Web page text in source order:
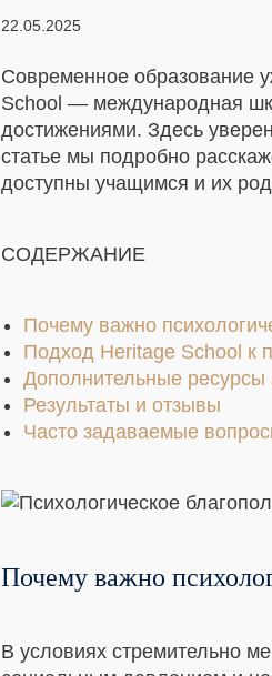
22.05.2025
Современное образование
School — международная
достижениями. Здесь
статье мы подробно
доступны учащимся и их
СОДЕРЖАНИЕ
Почему важно
Подход Heritage School к
Дополнительные ресурсы
Результаты и отзывы
Часто задаваемые
Почему важно
В условиях стремительно